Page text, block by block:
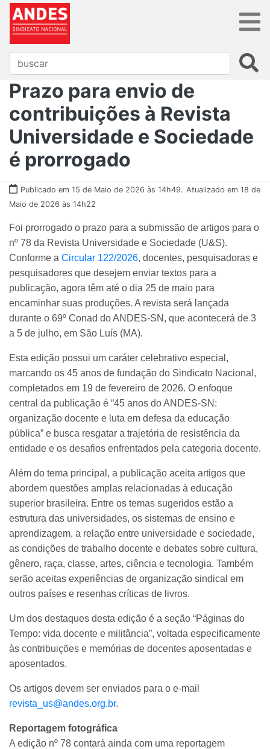
Prazo para envio de
contribuições à Revista
Universidade e Sociedade
é prorrogado
Publicado em 15 de Maio de 2026 às 14h49. Atualizado em 18 de
Maio de 2026 às 14h22
Foi prorrogado o prazo para a submissão de artigos para o
nº 78 da Revista Universidade e Sociedade (U&S).
Conforme a Circular 122/2026, docentes, pesquisadoras e
pesquisadores que desejem enviar textos para a
publicação, agora têm até o dia 25 de maio para
encaminhar suas produções. A revista será lançada
durante o 69º Conad do ANDES-SN, que acontecerá de 3
a 5 de julho, em São Luís (MA).
Esta edição possui um caráter celebrativo especial,
marcando os 45 anos de fundação do Sindicato Nacional,
completados em 19 de fevereiro de 2026. O enfoque
central da publicação é “45 anos do ANDES-SN:
organização docente e luta em defesa da educação
pública” e busca resgatar a trajetória de resistência da
entidade e os desafios enfrentados pela categoria docente.
Além do tema principal, a publicação aceita artigos que
abordem questões amplas relacionadas à educação
superior brasileira. Entre os temas sugeridos estão a
estrutura das universidades, os sistemas de ensino e
aprendizagem, a relação entre universidade e sociedade,
as condições de trabalho docente e debates sobre cultura,
gênero, raça, classe, artes, ciência e tecnologia. Também
serão aceitas experiências de organização sindical em
outros países e resenhas críticas de livros.
Um dos destaques desta edição é a seção “Páginas do
Tempo: vida docente e militância”, voltada especificamente
às contribuições e memórias de docentes aposentadas e
aposentados.
Os artigos devem ser enviados para o e-mail
revista_us@andes.org.br.
Reportagem fotográfica
A edição nº 78 contará ainda com uma reportagem